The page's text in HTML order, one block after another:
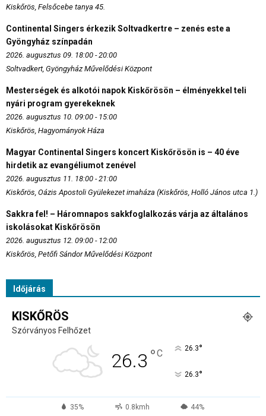
Kiskőrös, Felsőcebe tanya 45.
Continental Singers érkezik Soltvadkertre – zenés este a
Gyöngyház színpadán
2026. augusztus 09. 18:00 - 20:00
Soltvadkert, Gyöngyház Művelődési Központ
Mesterségek és alkotói napok Kiskőrösön – élményekkel teli
nyári program gyerekeknek
2026. augusztus 10. 09:00 - 15:00
Kiskőrös, Hagyományok Háza
Magyar Continental Singers koncert Kiskőrösön is – 40 éve
hirdetik az evangéliumot zenével
2026. augusztus 11. 18:00 - 21:00
Kiskőrös, Oázis Apostoli Gyülekezet imaháza (Kiskőrös, Holló János utca 1.)
Sakkra fel! – Háromnapos sakkfoglalkozás várja az általános
iskolásokat Kiskőrösön
2026. augusztus 12. 09:00 - 12:00
Kiskőrös, Petőfi Sándor Művelődési Központ
Időjárás
KISKŐRÖS
Szórványos Felhőzet
26.3 °C 26.3°
26.3°
35% 0.8kmh 44%